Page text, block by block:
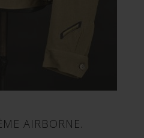
AIRBORNE.